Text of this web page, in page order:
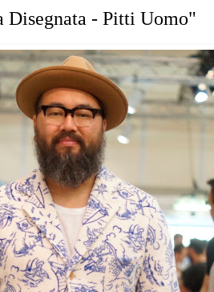
Disegnata - Pitti Uomo"